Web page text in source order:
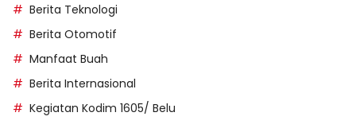
Berita Teknologi
Berita Otomotif
Manfaat Buah
Berita Internasional
Kegiatan Kodim 1605/ Belu